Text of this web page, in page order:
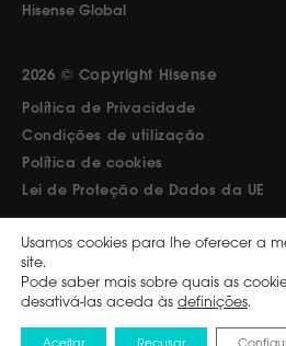
Hisense Global
2026 © Copyright Hisense
Política de Privacidade
Condições de utilização
Política de cookies
Lei de Proteção de Dados da UE
Usamos cookies para lhe oferecer a
site.
Pode saber mais sobre quais as
desativá-las aceda às definições.